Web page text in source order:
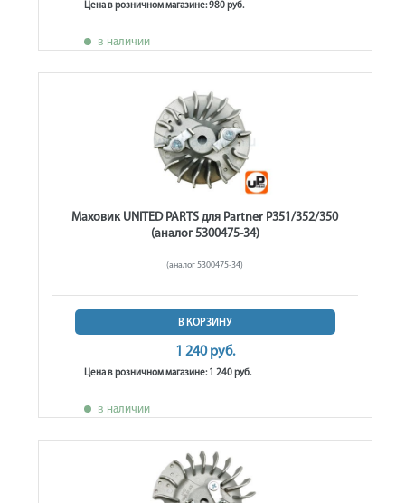
Цена в розничном магазине: 980 руб.
в наличии
Маховик UNITED PARTS для Partner P351/352/350
(аналог 5300475-34)
(аналог 5300475-34)
В КОРЗИНУ
1 240 руб.
Цена в розничном магазине: 1 240 руб.
в наличии